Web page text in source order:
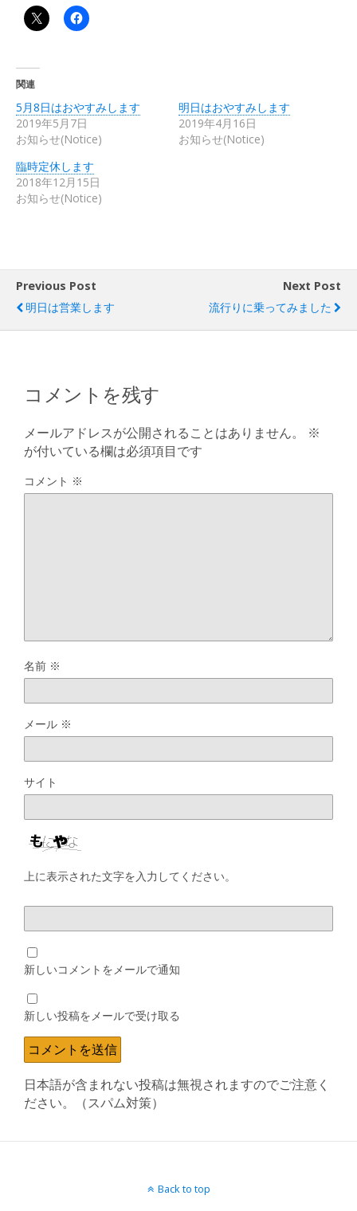
関連
5月8日はおやすみします
2019年5月7日
お知らせ(Notice)
明日はおやすみします
2019年4月16日
お知らせ(Notice)
臨時定休します
2018年12月15日
お知らせ(Notice)
Previous Post
明日は営業します
Next Post
流行りに乗ってみました
コメントを残す
メールアドレスが公開されることはありません。
※
が付いている欄は必須項目です
コメント ※
名前 ※
メール ※
サイト
上に表示された文字を入力してください。
新しいコメントをメールで通知
新しい投稿をメールで受け取る
日本語が含まれない投稿は無視されますのでご注意く
ださい。（スパム対策）
Back to top